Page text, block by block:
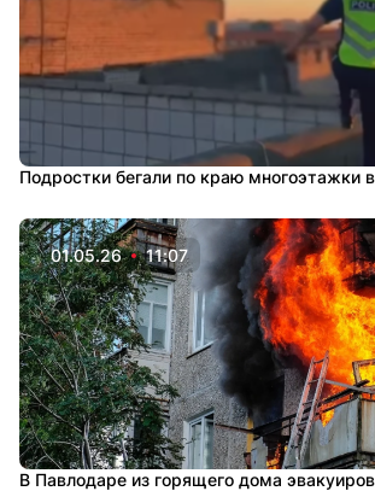
Подростки бегали по краю многоэтажки
01.05.26 11:07
В Павлодаре из горящего дома